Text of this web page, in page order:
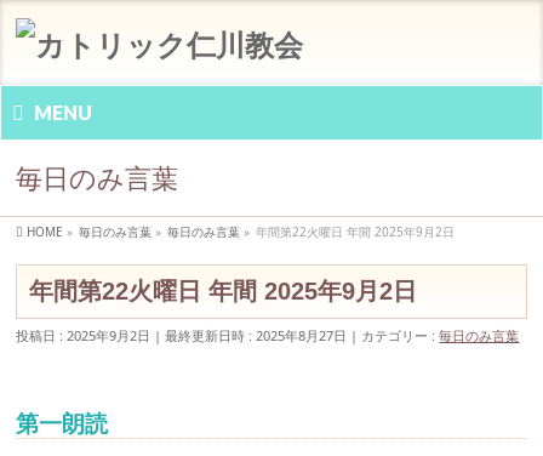
MENU
毎日のみ言葉
HOME » 毎日のみ言葉 » 毎日のみ言葉 » 年間第22火曜日 年間 2025年9月2日
年間第22火曜日 年間 2025年9月2日
投稿日 : 2025年9月2日 最終更新日時 : 2025年8月27日 カテゴリー :毎日のみ言葉
第一朗読